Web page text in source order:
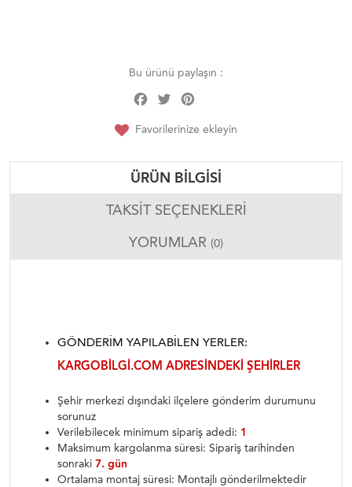
Bu ürünü paylaşın :
Facebook
Twitter
Favorilerinize ekleyin
ÜRÜN BILGISI
TAKSIT SEÇENEKLERI
YORUMLAR (0)
GÖNDERIM YAPILABILEN YERLER:
KARGOBILGI.COM ADRESINDEKI ŞEHIRLER
Şehir merkezi dışındaki ilçelere gönderim durumunu
sorunuz
Verilebilecek minimum sipariş adedi: 1
Maksimum kargolanma süresi: Sipariş tarihinden
sonraki 7. gün
Ortalama montaj süresi: Montajlı gönderilmektedir